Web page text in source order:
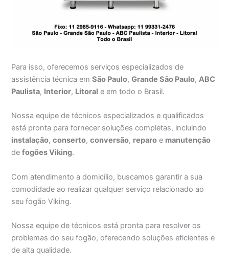
Para isso, oferecemos serviços especializados de
assistência técnica emSão Paulo,Grande São Paulo,ABC
Paulista, Interior, Litoral e em todo o Brasil.
Nossa equipe de técnicos especializados e qualificados
está pronta para fornecer soluções completas, incluindo
instalação,conserto,conversão, reparo e manutenção
defogões Viking.
Com atendimento a domicílio, buscamos garantir a sua
comodidade ao realizar qualquer serviço relacionado ao
seu fogão Viking.
Nossa equipe de técnicos está pronta para resolver os
problemas do seu fogão, oferecendo soluções eficientes e
de alta qualidade.